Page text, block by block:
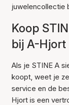
juwelencollectie
Koop
bij A-Hjort
Als je STINE A
koopt, weet je
service en de
Hjort is een